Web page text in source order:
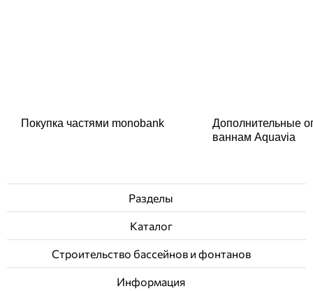
Покупка частями monobank
Дополнительные
ваннам Aquavia
Разделы
Каталог
Строительство бассейнов и фонтанов
Информация